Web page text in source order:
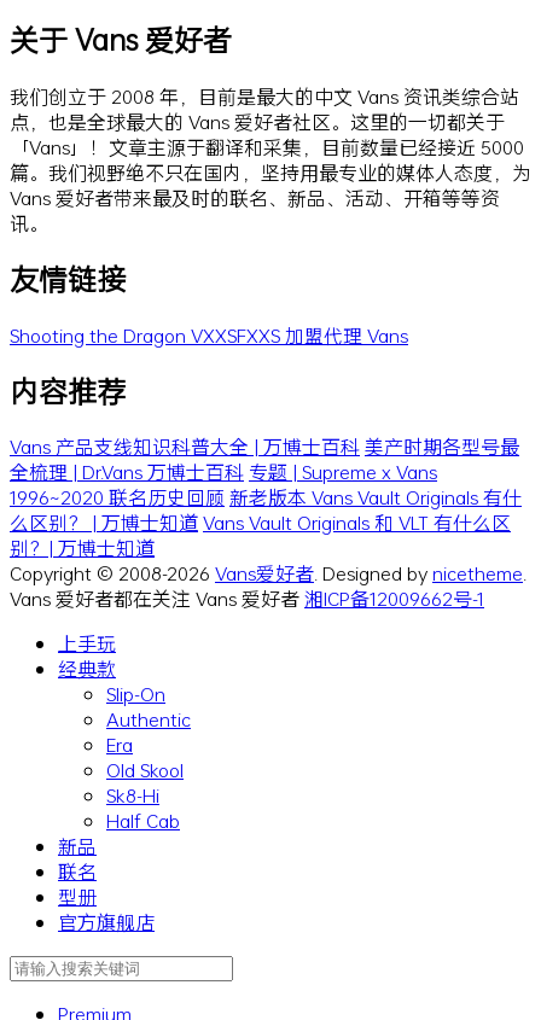
关于 Vans 爱好者
我们创立于 2008 年，目前是最大的中文 Vans 资讯类综合站
点，也是全球最大的 Vans 爱好者社区。这里的一切都关于
「Vans」！文章主源于翻译和采集，目前数量已经接近 5000
篇。我们视野绝不只在国内，坚持用最专业的媒体人态度，为
Vans 爱好者带来最及时的联名、新品、活动、开箱等等资
讯。
友情链接
Shooting the Dragon VXXSFXXS加盟代理 Vans
内容推荐
Vans 产品支线知识科普大全 | 万博士百科美产时期各型号最
全梳理 | Dr.Vans 万博士百科 专题 | Supreme x Vans
1996~2020 联名历史回顾 新老版本 Vans Vault Originals 有什
么区别？ | 万博士知道Vans Vault Originals 和 VLT 有什么区
别？| 万博士知道
Copyright © 2008-2026 Vans爱好者. Designed bynicetheme.
Vans 爱好者都在关注 Vans 爱好者湘ICP备12009662号-1
上手玩
经典款
Slip-On
Authentic
Era
Old Skool
Sk8-Hi
Half Cab
新品
联名
型册
官方旗舰店
Premium